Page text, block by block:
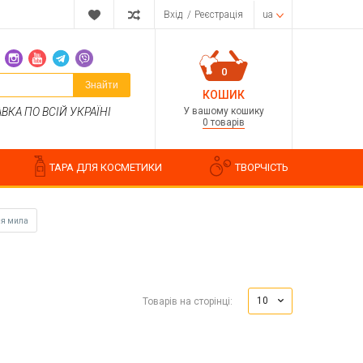
Вхід / Реєстрація ua
Знайти
ПО ВСІЙ УКРАЇНІ
0
КОШИК
У вашому кошику
0 товарів
Ароматизатори харчові
ТАРА ДЛЯ КОСМЕТИКИ ТВОРЧІСТЬ
мила
Товарів на сторінці: 10